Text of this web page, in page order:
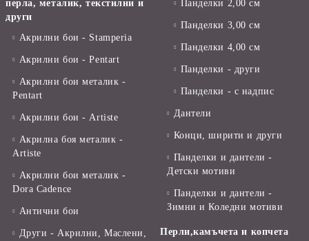
перла, металик, текстилни и
други
Акрилни бои - Stamperia
Акрилни бои - Pentart
Акрилни бои металик -
Pentart
Акрилни бои - Artiste
Акрилна боя металик -
Artiste
Акрилни бои металик -
Dora Cadence
Антични бои
Други - Акрилни, Маслени,
Панделки 2,00 см
Панделки 3,00 см
Панделки 4,00 см
Панделки - други
Панделки - с надпис
Дантели
Конци, ширити и други
Панделки и дантели -
Детски мотиви
Панделки и дантели -
Зимни и Коледни мотиви
Перли,камъчета и копчета